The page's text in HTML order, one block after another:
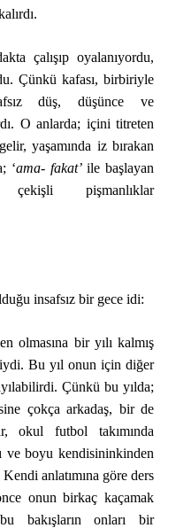
çalışıp oyalanıyordu,
Çünkü kafası, birbiriyle
düş, düşünce ve
O anlarda; içini titreten
yaşamında iz bırakan
‘ama- fakat’ile başlayan
pişmanlıklar
insafsız bir gece idi:
olmasına bir yılı kalmış
Bu yıl onun için diğer
Çünkü bu yılda;
çokça arkadaş, bir de
okul futbol takımında
ve boyu kendisininkinden
anlatımına göre ders
onun birkaç kaçamak
bakışların onları bir